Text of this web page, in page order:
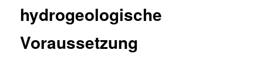
hydrogeologische
Voraussetzung